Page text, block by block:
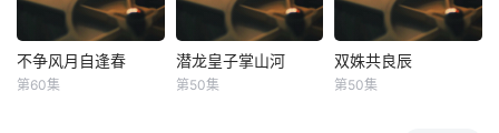
不争风月自逢春
不争风月自逢春
第60集
潜龙皇子掌山河
潜龙皇子掌山河
第50集
双姝共良辰
双姝共良辰
第50集